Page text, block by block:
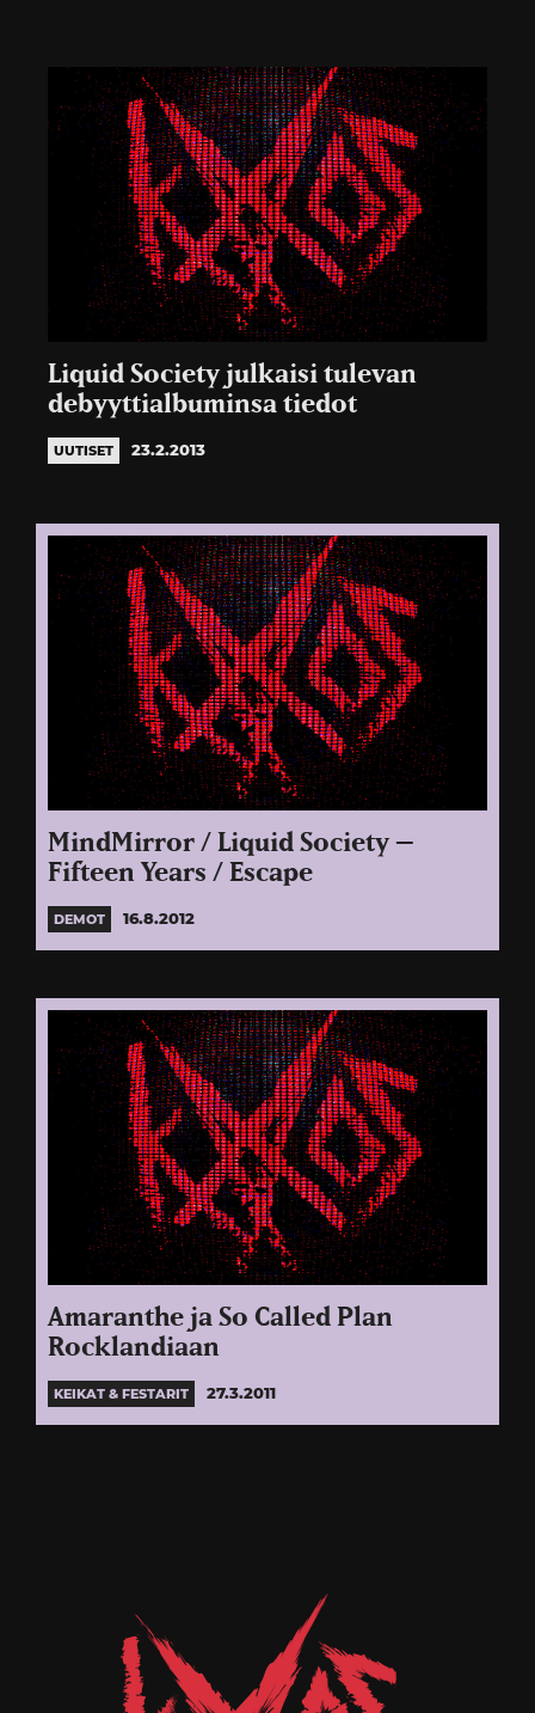
Liquid Society julkaisi tulevan
debyyttialbuminsa tiedot
UUTISET 23.2.2013
MindMirror / Liquid Society –
Fifteen Years / Escape
DEMOT 16.8.2012
Amaranthe ja So Called Plan
Rocklandiaan
KEIKAT & FESTARIT 27.3.2011